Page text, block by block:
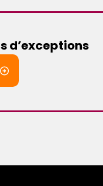
d’exceptions